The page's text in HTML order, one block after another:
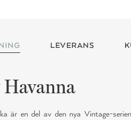
LEVERANS
Havanna
är en del av den nya Vintage-